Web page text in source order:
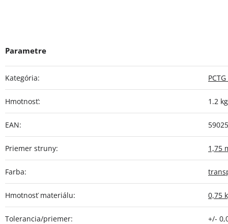
Kategória:
Hmotnosť: 1.2 kg
EAN:
Priemer struny: 1,75
Farba:
Hmotnosť materiálu: 0,75
Tolerancia/priemer: +/-